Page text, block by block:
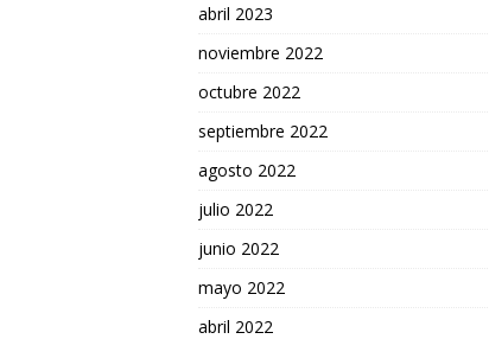
abril 2023
noviembre 2022
octubre 2022
septiembre 2022
agosto 2022
julio 2022
junio 2022
mayo 2022
abril 2022